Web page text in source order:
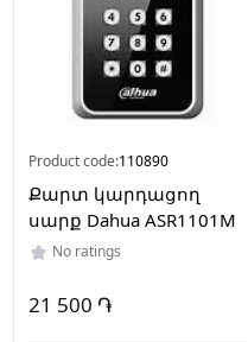
Product code:110890
Քարտ կարդացող
սարք Dahua ASR1101M
No ratings
21 500 ֏